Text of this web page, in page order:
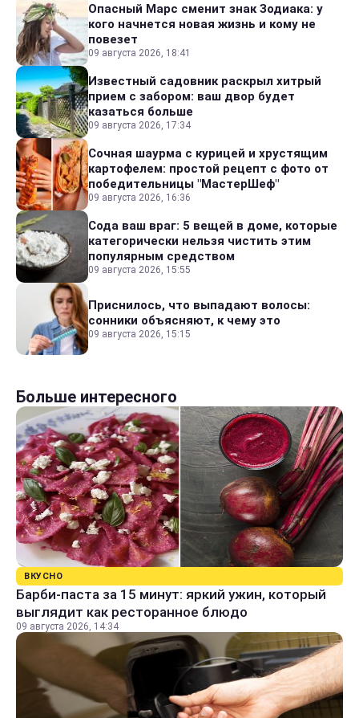
Опасный Марс сменит знак Зодиака: у
кого начнется новая жизнь и кому не
повезет
09 августа 2026, 18:41
Известный садовник раскрыл хитрый
прием с забором: ваш двор будет
казаться больше
09 августа 2026, 17:34
Сочная шаурма с курицей и хрустящим
картофелем: простой рецепт с фото от
победительницы "МастерШеф"
09 августа 2026, 16:36
Сода ваш враг: 5 вещей в доме, которые
категорически нельзя чистить этим
популярным средством
09 августа 2026, 15:55
Приснилось, что выпадают волосы:
сонники объясняют, к чему это
09 августа 2026, 15:15
Больше интересного
ВКУСНО
Барби-паста за 15 минут: яркий ужин, который
выглядит как ресторанное блюдо
09 августа 2026, 14:34